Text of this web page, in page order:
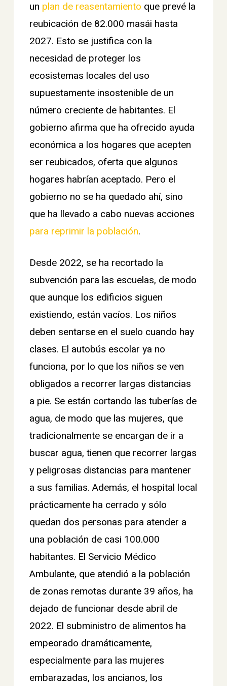
un plan de reasentamiento que prevé la
reubicación de 82.000 masái hasta
2027. Esto se justifica con la
necesidad de proteger los
ecosistemas locales del uso
supuestamente insostenible de un
número creciente de habitantes. El
gobierno afirma que ha ofrecido ayuda
económica a los hogares que acepten
ser reubicados, oferta que algunos
hogares habrían aceptado. Pero el
gobierno no se ha quedado ahí, sino
que ha llevado a cabo nuevas acciones
para reprimir la población.
Desde 2022, se ha recortado la
subvención para las escuelas, de modo
que aunque los edificios siguen
existiendo, están vacíos. Los niños
deben sentarse en el suelo cuando hay
clases. El autobús escolar ya no
funciona, por lo que los niños se ven
obligados a recorrer largas distancias
a pie. Se están cortando las tuberías de
agua, de modo que las mujeres, que
tradicionalmente se encargan de ir a
buscar agua, tienen que recorrer largas
y peligrosas distancias para mantener
a sus familias. Además, el hospital local
prácticamente ha cerrado y sólo
quedan dos personas para atender a
una población de casi 100.000
habitantes. El Servicio Médico
Ambulante, que atendió a la población
de zonas remotas durante 39 años, ha
dejado de funcionar desde abril de
2022. El subministro de alimentos ha
empeorado dramáticamente,
especialmente para las mujeres
embarazadas, los ancianos, los